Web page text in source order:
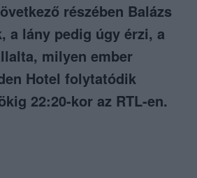
részében Balázs
a lány pedig úgy érzi, a
milyen ember
Hotel folytatódik
22:20-kor az RTL-en.